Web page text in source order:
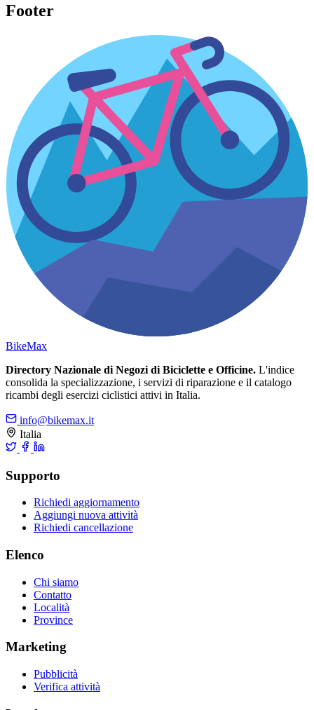
Footer
BikeMax
Directory Nazionale di Negozi di Biciclette e Officine. L'indice
consolida la specializzazione, i servizi di riparazione e il catalogo
ricambi degli esercizi ciclistici attivi in Italia.
info@bikemax.it
Italia
Supporto
Richiedi aggiornamento
Aggiungi nuova attività
Richiedi cancellazione
Elenco
Chi siamo
Contatto
Località
Province
Marketing
Pubblicità
Verifica attività